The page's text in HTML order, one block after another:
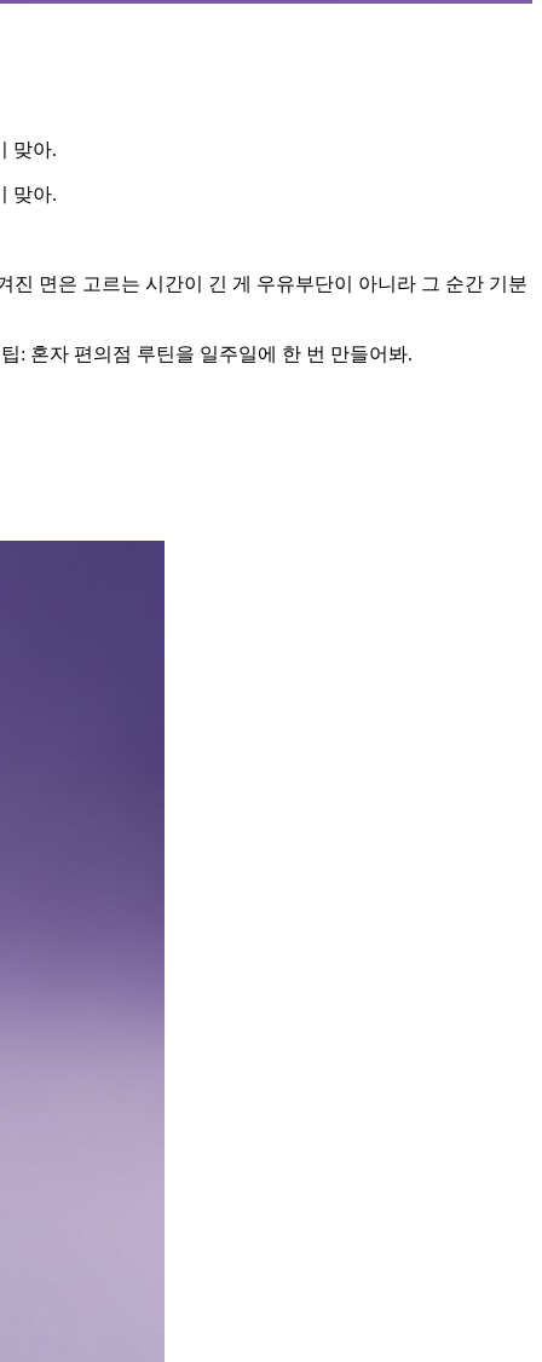
맞아.
맞아.
면은 고르는 시간이 긴 게 우유부단이 아니라 그 순간 기분
: 혼자 편의점 루틴을 일주일에 한 번 만들어봐.